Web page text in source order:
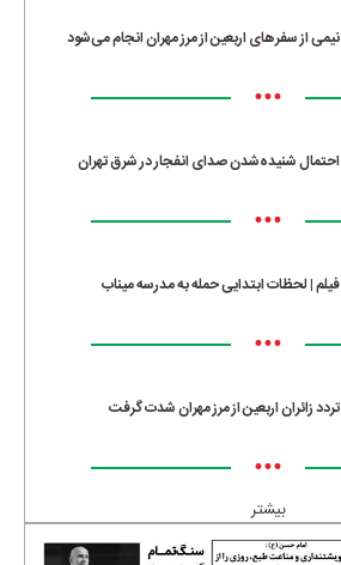
نیمی از سفرهای اربعین از مرز مهران انجام می‌شود
•••
احتمال شنیده‌شدن صدای انفجار در شرق تهران
•••
فیلم | لحظات ابتدایی حمله به مدرسه میناب
•••
تردد زائران اربعین از مرز مهران شدت گرفت
•••
بیشتر